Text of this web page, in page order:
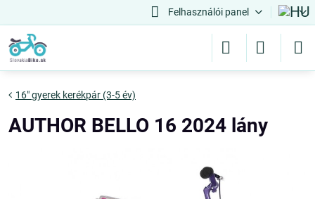
Felhasználói panel
16" gyerek kerékpár (3-5 év)
AUTHOR BELLO 16 2024 lány